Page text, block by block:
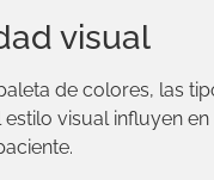
visual
de colores, las
visual influyen